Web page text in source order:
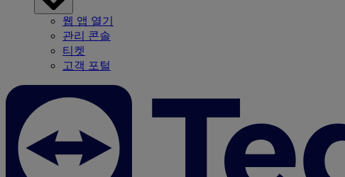
웹 앱 열기
관리 콘솔
티켓
고객 포털